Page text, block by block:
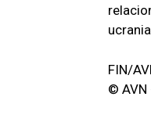
FIN/
© AVN